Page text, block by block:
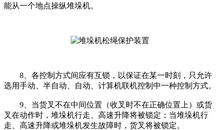
能从一个地点操纵堆垛机。
8、各控制方式间应有互锁，以保证在某一时刻，只允许
选用手动、半自动、自动、计算机联机控制中一种控制方式。
9、当货叉不在中间位置（收叉时不在正确位置上）或货
叉在动作时，堆垛机行走、高速升降将被锁定；当堆垛机行
走、高速升降或堆垛机发生故障时，货叉将被锁定。